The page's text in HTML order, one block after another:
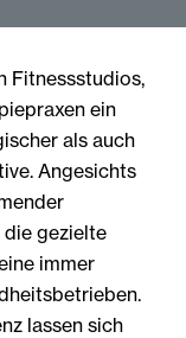
Fitnessstudios,
ein
als auch
Angesichts
gezielte
immer
lassen sich